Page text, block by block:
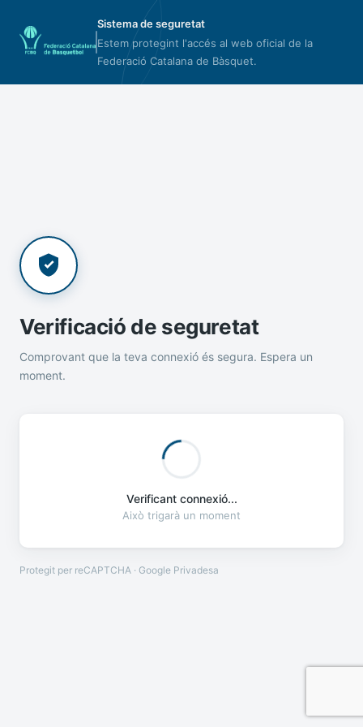
Sistema de seguretat
Estem protegint l'accés al web oficial de la
Federació Catalana de Bàsquet.
Verificació de seguretat
Comprovant que la teva connexió és segura. Espera un
moment.
Verificant connexió...
Això trigarà un moment
Protegit per reCAPTCHA · Google Privadesa